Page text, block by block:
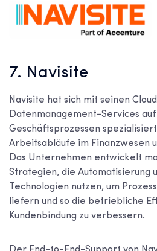
7. Navisite
Navisite hat sich mit seinen
Datenmanagement-Services auf
Geschäftsprozessen
Arbeitsabläufe im Finanzwesen
Das Unternehmen entwickelt
Strategien, die Automatisierung
Technologien nutzen, um
liefern und so die betriebliche
Kundenbindung zu verbessern.